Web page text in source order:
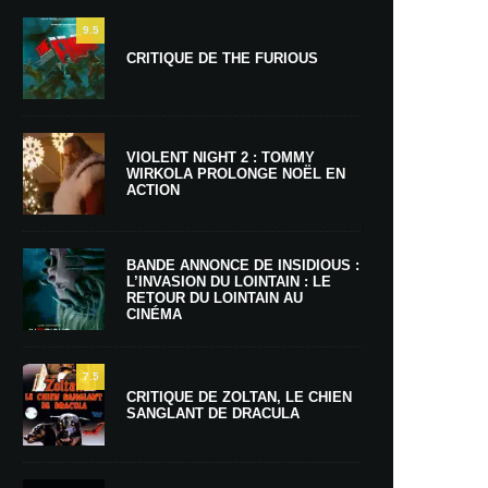
9.5
CRITIQUE DE THE FURIOUS
VIOLENT NIGHT 2 : TOMMY
WIRKOLA PROLONGE NOËL EN
ACTION
BANDE ANNONCE DE INSIDIOUS :
L’INVASION DU LOINTAIN : LE
RETOUR DU LOINTAIN AU
CINÉMA
7.5
CRITIQUE DE ZOLTAN, LE CHIEN
SANGLANT DE DRACULA